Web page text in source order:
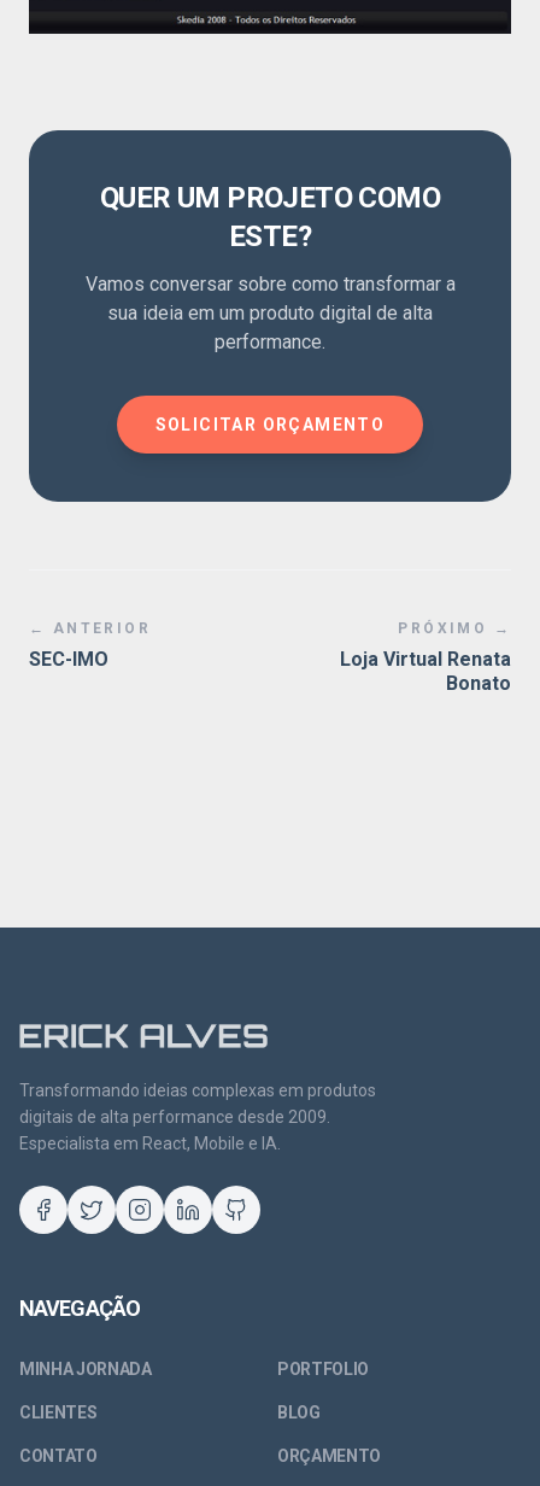
QUER UM PROJETO COMO
ESTE?
Vamos conversar sobre como transformar a
sua ideia em um produto digital de alta
performance.
SOLICITAR ORÇAMENTO
← ANTERIOR
SEC-IMO
PRÓXIMO →
Loja Virtual Renata
Bonato
Transformando ideias complexas em produtos
digitais de alta performance desde 2009.
Especialista em React, Mobile e IA.
NAVEGAÇÃO
MINHA JORNADA PORTFOLIO
CLIENTES BLOG
CONTATO ORÇAMENTO